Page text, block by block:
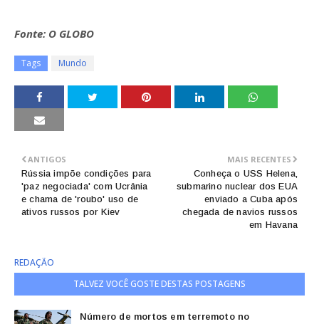
Fonte: O GLOBO
Tags Mundo
MAIS RECENTES
Conheça o USS Helena,
submarino nuclear dos EUA
enviado a Cuba após
chegada de navios russos
em Havana
ANTIGOS
Rússia impõe condições para
'paz negociada' com Ucrânia
e chama de 'roubo' uso de
ativos russos por Kiev
REDAÇÃO
TALVEZ VOCÊ GOSTE DESTAS POSTAGENS
Número de mortos em terremoto no